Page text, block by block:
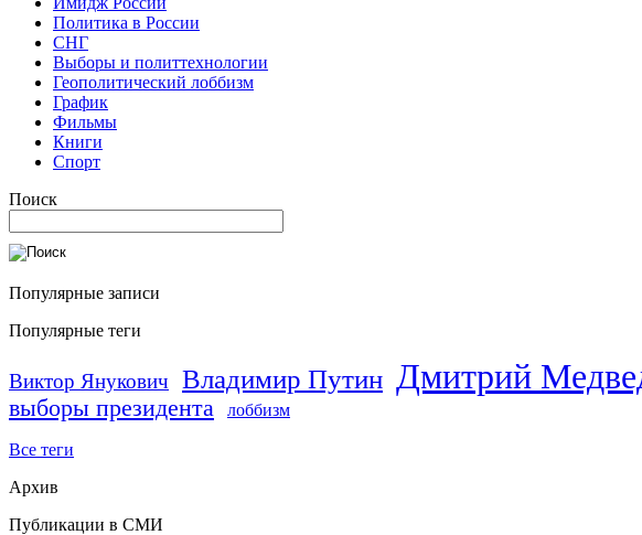
Политика в России
СНГ
Выборы и политтехнологии
Геополитический лоббизм
График
Фильмы
Книги
Спорт
Поиск
Популярные записи
Популярные теги
Виктор Янукович Владимир Путин Дмитрий
выборы президента лоббизм
Все теги
Архив
Публикации в СМИ